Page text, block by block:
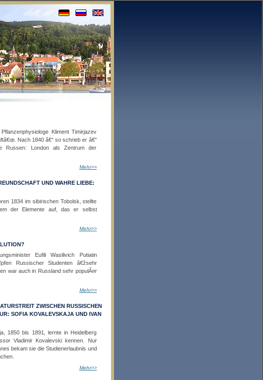
Kliment Timirjazev
Nach 1840 â€“ so schrieb er â€“
Russen: London als Zentrum der
Mehr>>
UND WAHRE LIEBE:
1834 im sibirischen Tobolsk, stellte
der Elemente auf, das er selbst
Mehr>>
Eufili Wasilivich Putiatin
Russischer Studenten â€žsehr
war auch in Russland sehr populÃ¤r
Mehr>>
ZWISCHEN RUSSISCHEN
SOFIA KOVALEVSKAJA UND IVAN
1850 bis 1891, lernte in Heidelberg
Vladimir Kovalevski kennen. Nur
bekam sie die Studienerlaubnis und
Mehr>>